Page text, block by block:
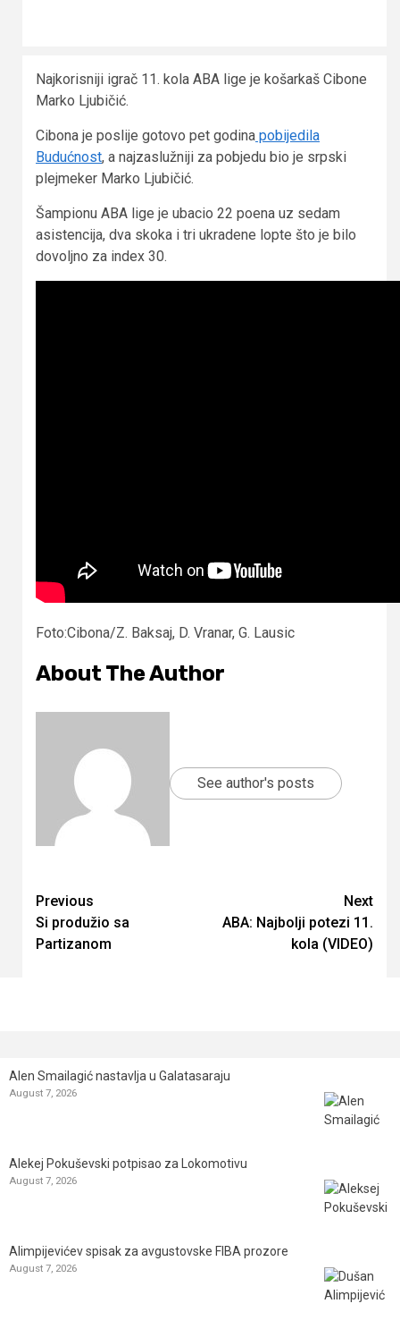
Najkorisniji igrač 11. kola ABA lige je košarkaš Cibone
Marko Ljubičić.
Cibona je poslije gotovo pet godina pobijedila
Budućnost, a najzaslužniji za pobjedu bio je srpski
plejmeker Marko Ljubičić.
Šampionu ABA lige je ubacio 22 poena uz sedam
asistencija, dva skoka i tri ukradene lopte što je bilo
dovoljno za index 30.
Foto:Cibona/Z. Baksaj, D. Vranar, G. Lausic
About The Author
See author's posts
Continue
Reading
Previous
Si produžio sa
Partizanom
Next
ABA: Najbolji potezi 11.
kola (VIDEO)
Alen Smailagić nastavlja u Galatasaraju
August 7, 2026
Alekej Pokuševski potpisao za Lokomotivu
August 7, 2026
Alimpijevićev spisak za avgustovske FIBA prozore
August 7, 2026